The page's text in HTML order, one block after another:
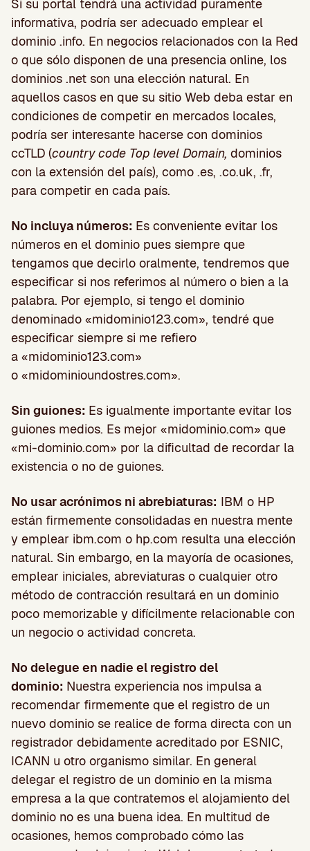
Si su portal tendrá una actividad puramente
informativa, podría ser adecuado emplear el
dominio .info. En negocios relacionados con la Red
o que sólo disponen de una presencia online, los
dominios .net son una elección natural. En
aquellos casos en que su sitio Web deba estar en
condiciones de competir en mercados locales,
podría ser interesante hacerse con dominios
ccTLD (country code Top level Domain, dominios
con la extensión del país), como .es, .co.uk, .fr,
para competir en cada país.
No incluya números: Es conveniente evitar los
números en el dominio pues siempre que
tengamos que decirlo oralmente, tendremos que
especificar si nos referimos al número o bien a la
palabra. Por ejemplo, si tengo el dominio
denominado «midominio123.com», tendré que
especificar siempre si me refiero
a «midominio123.com»
o «midominioundostres.com».
Sin guiones: Es igualmente importante evitar los
guiones medios. Es mejor «midominio.com» que
«mi-dominio.com» por la dificultad de recordar la
existencia o no de guiones.
No usar acrónimos ni abrebiaturas: IBM o HP
están firmemente consolidadas en nuestra mente
y emplear ibm.com o hp.com resulta una elección
natural. Sin embargo, en la mayoría de ocasiones,
emplear iniciales, abreviaturas o cualquier otro
método de contracción resultará en un dominio
poco memorizable y difícilmente relacionable con
un negocio o actividad concreta.
No delegue en nadie el registro del
dominio: Nuestra experiencia nos impulsa a
recomendar firmemente que el registro de un
nuevo dominio se realice de forma directa con un
registrador debidamente acreditado por ESNIC,
ICANN u otro organismo similar. En general
delegar el registro de un dominio en la misma
empresa a la que contratemos el alojamiento del
dominio no es una buena idea. En multitud de
ocasiones, hemos comprobado cómo las